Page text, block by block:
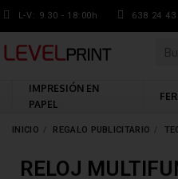
L-V: 9.30 - 18:00h 638 24 43
IMPRESIÓN EN
PAPEL
INICIO REGALO PUBLICITARIO
RELOJ